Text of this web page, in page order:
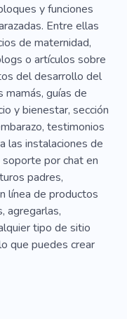
y funciones
Entre ellas
de maternidad,
o artículos sobre
del desarrollo del
mamás, guías de
y bienestar, sección
testimonios
las instalaciones de
por chat en
padres,
línea de productos
agregarlas,
tipo de sitio
que puedes crear